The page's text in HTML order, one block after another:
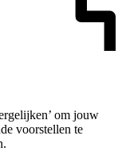
om jouw
voorstellen te